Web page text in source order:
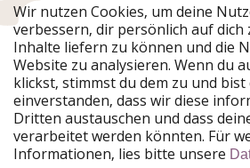
Urlaubspiraten ist Teil der
Unsere Märkte
PiratinViaggio
VakantiePiraten
VoyagesPirates
Urlaubspiraten
Wir nutzen Cookies, um deine
verbessern, dir persönlich auf dich
Inhalte liefern zu können und die
Website zu analysieren. Wenn du
klickst, stimmst du dem zu und bist
einverstanden, dass wir diese
Dritten austauschen und dass
verarbeitet werden könnten. Für
Informationen, lies bitte unsere